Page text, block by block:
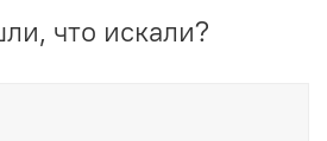
что искали?